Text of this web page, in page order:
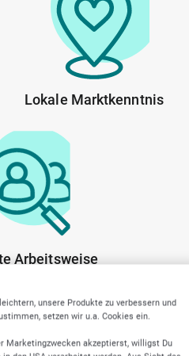
Lokale Marktkenntnis
Arbeitsweise
unsere Produkte zu verbessern und
setzen wir u.a. Cookies ein.
Marketingzwecken akzeptierst, willigst Du